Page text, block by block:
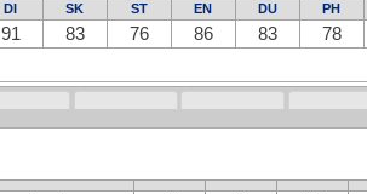
DI SK ST EN DU PH
91 83 76 86 83 78